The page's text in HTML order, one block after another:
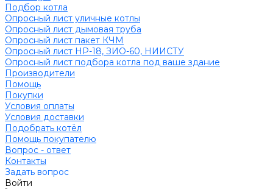
Подбор котла
Опросный лист уличные котлы
Опросный лист дымовая труба
Опросный лист пакет КЧМ
Опросный лист НР-18, ЗИО-60, НИИСТУ
Опросный лист подбора котла под ваше здание
Производители
Помощь
Покупки
Условия оплаты
Условия доставки
Подобрать котёл
Помощь покупателю
Вопрос - ответ
Контакты
Задать вопрос
Войти